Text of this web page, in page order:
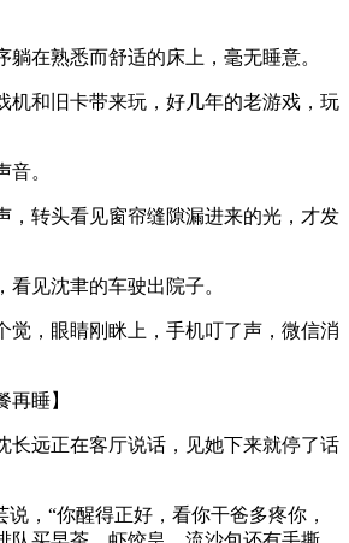
躺在熟悉而舒适的床上，毫无睡意。
机和旧卡带来玩，好几年的老游戏，玩
。
，转头看见窗帘缝隙漏进来的光，才发
见沈聿的车驶出院子。
觉，眼睛刚眯上，手机叮了声，微信消
睡】
长远正在客厅说话，见她下来就停了话
说，“你醒得正好，看你干爸多疼你，